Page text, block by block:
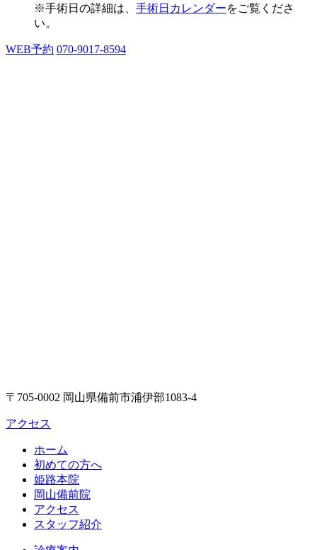
※手術日の詳細は、 手術日カレンダーをご覧くださ
い。
WEB予約 070-9017-8594
〒705-0002 岡山県備前市浦伊部1083-4
アクセス
ホーム
初めての方へ
姫路本院
岡山備前院
アクセス
スタッフ紹介